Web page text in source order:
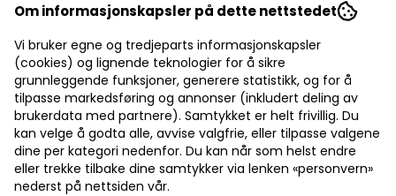
Yeti Rambler 6 oz er ultraslitesterke krus i riktig størrelse for
sterke brygg og perfekt skjenking. Leveres i en pakke med
to. Farge: black Egenskaper: passer under de fleste
espressomaskiner kan stables for enkel lagring kjeramisk
innside
Les mer
499,-
Velg størrelse
Om informasjonskapsler på dette nettstedet
Vi bruker egne og tredjeparts informasjonskapsler
(cookies) og lignende teknologier for å sikre
grunnleggende funksjoner, generere statistikk, og for å
tilpasse markedsføring og annonser (inkludert deling av
brukerdata med partnere). Samtykket er helt frivillig. Du
kan velge å godta alle, avvise valgfrie, eller tilpasse valgene
dine per kategori nedenfor. Du kan når som helst endre
eller trekke tilbake dine samtykker via lenken «personvern»
nederst på nettsiden vår.